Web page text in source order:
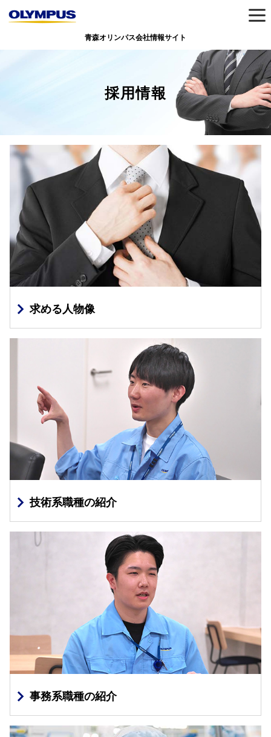
青森オリンパス会社情報サイト
採用情報
求める人物像
技術系職種の紹介
事務系職種の紹介